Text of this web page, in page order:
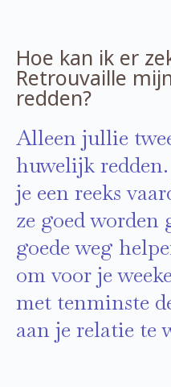
Hoe kan ik er
Retrouvaille
redden?
Alleen jullie
huwelijk
je een reeks
ze goed
goede weg
om voor je
met tenminste
aan je relatie te